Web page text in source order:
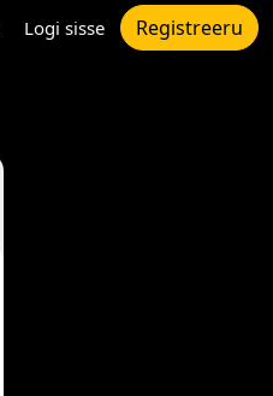
Logi sisse Registreeru